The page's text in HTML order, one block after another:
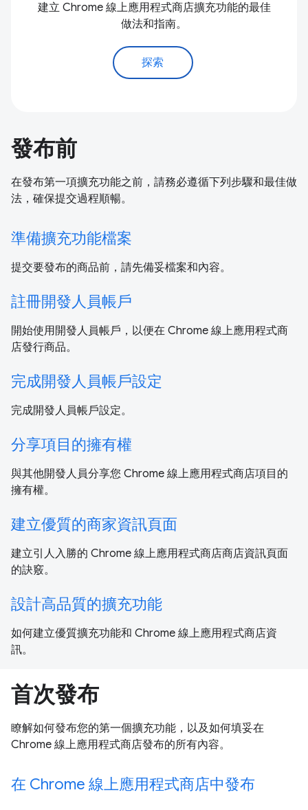
建立 Chrome 線上應用程式商店擴充功能的最佳
做法和指南。
探索
發布前
在發布第一項擴充功能之前，請務必遵循下列步驟和最佳做
法，確保提交過程順暢。
準備擴充功能檔案
提交要發布的商品前，請先備妥檔案和內容。
註冊開發人員帳戶
開始使用開發人員帳戶，以便在 Chrome 線上應用程式商
店發行商品。
完成開發人員帳戶設定
完成開發人員帳戶設定。
分享項目的擁有權
與其他開發人員分享您 Chrome 線上應用程式商店項目的
擁有權。
建立優質的商家資訊頁面
建立引人入勝的 Chrome 線上應用程式商店商店資訊頁面
的訣竅。
設計高品質的擴充功能
如何建立優質擴充功能和 Chrome 線上應用程式商店資
訊。
首次發布
瞭解如何發布您的第一個擴充功能，以及如何填妥在
Chrome 線上應用程式商店發布的所有內容。
在 Chrome 線上應用程式商店中發布